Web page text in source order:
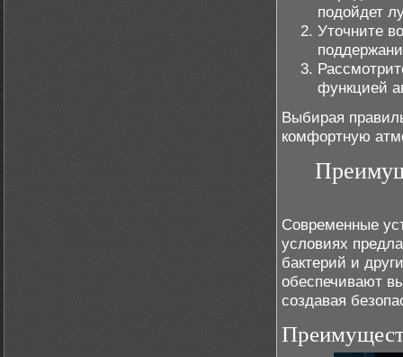
подойдет
Уточните
функцией
Выбирая
комфортную
Современные
условиях
бактерий и
обеспечивают
создавая